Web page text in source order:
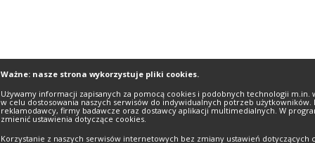
Ważne: nasze strona wykorzystuje pliki cookies.
Używamy informacji zapisanych za pomocą cookies i podobnych technologii
w celu dostosowania naszych serwisów do indywidualnych potrzeb użytkowników.
reklamodawcy, firmy badawcze oraz dostawcy aplikacji multimedialnych. W
zmienić ustawienia dotyczące cookies.
Korzystanie z naszych serwisów internetowych bez zmiany ustawień dotyczących